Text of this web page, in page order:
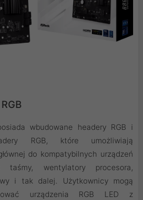
wbudowane headery RGB i
RGB, które umożliwiają
do kompatybilnych urządzeń
wentylatory procesora,
i tak dalej. Użytkownicy mogą
urządzenia RGB LED z